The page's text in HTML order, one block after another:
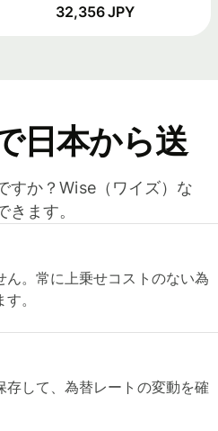
32,356 JPY
日本から送
すか？Wise（ワイズ）な
きます。
ん。常に上乗せコストのない為
。
存して、為替レートの変動を確